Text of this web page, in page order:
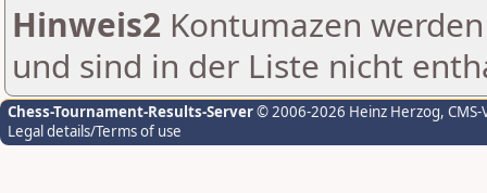
Hinweis2 Kontumazen
und sind in der Liste nicht
Chess-Tournament-Results-Server© 2006-2026 Heinz Herzog,
Legal details/Terms of use